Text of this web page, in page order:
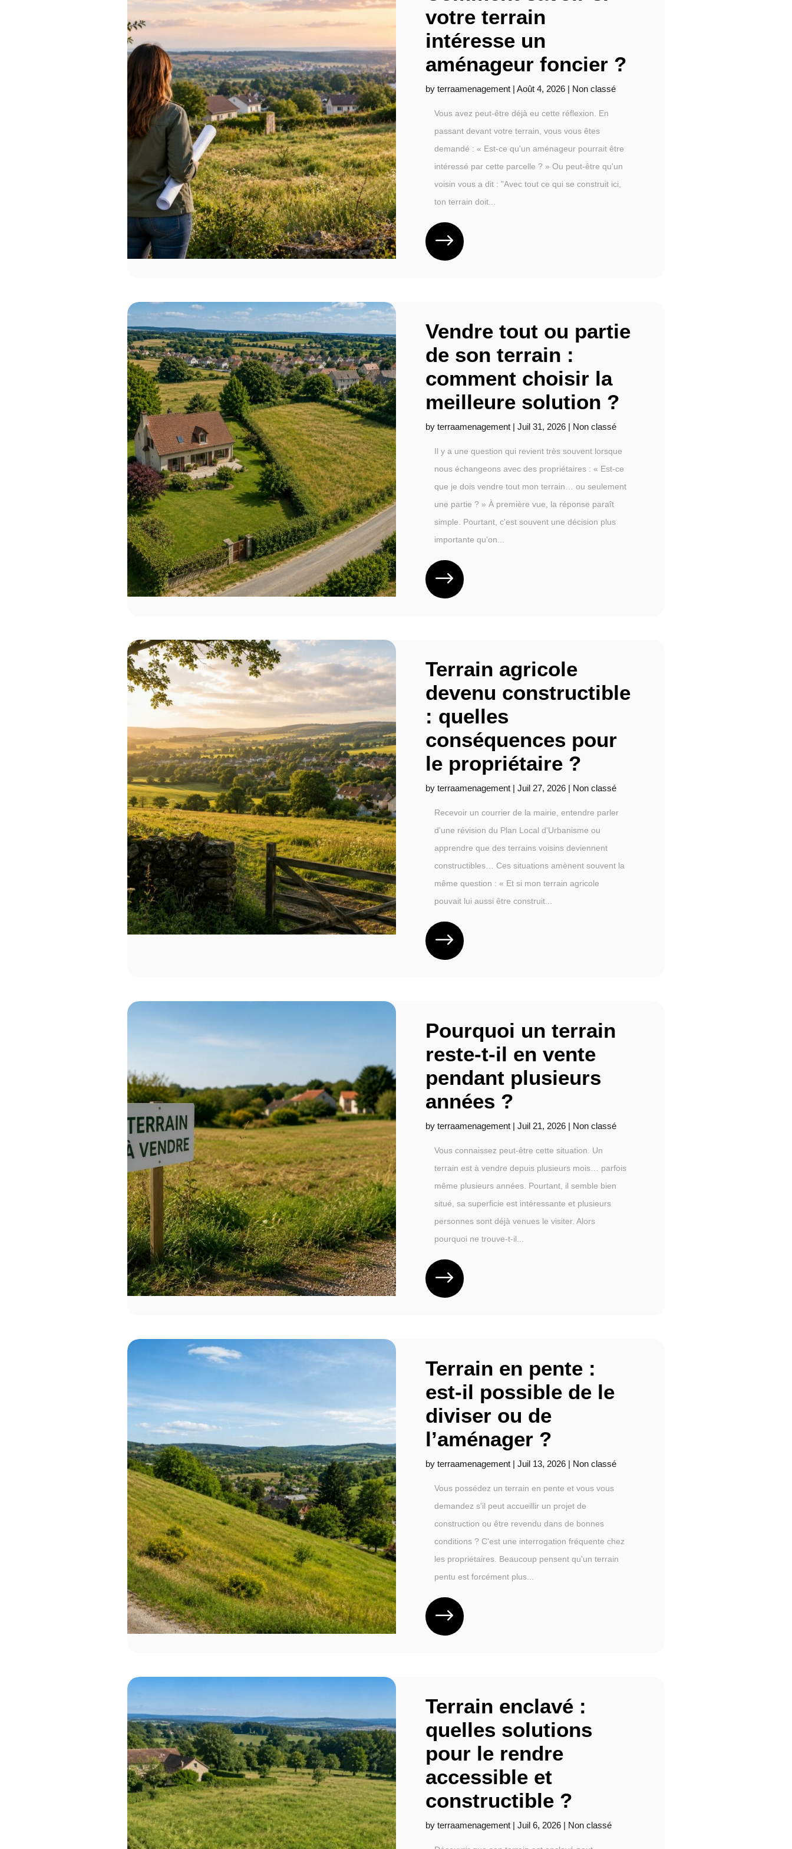
votre terrain
intéresse un
aménageur foncier ?
by terraamenagement| Août 4, 2026| Non classé
Vous avez peut-être déjà eu cette réflexion. En
passant devant votre terrain, vous vous êtes
demandé : « Est-ce qu'un aménageur pourrait être
intéressé par cette parcelle ? » Ou peut-être qu'un
voisin vous a dit : "Avec tout ce qui se construit ici,
ton terrain doit...
Vendre tout ou partie
de son terrain :
comment choisir la
meilleure solution ?
by terraamenagement| Juil 31, 2026| Non classé
Il y a une question qui revient très souvent lorsque
nous échangeons avec des propriétaires : « Est-ce
que je dois vendre tout mon terrain… ou seulement
une partie ? » À première vue, la réponse paraît
simple. Pourtant, c'est souvent une décision plus
importante qu'on...
Terrain agricole
devenu constructible
: quelles
conséquences pour
le propriétaire ?
by terraamenagement| Juil 27, 2026| Non classé
Recevoir un courrier de la mairie, entendre parler
d'une révision du Plan Local d'Urbanisme ou
apprendre que des terrains voisins deviennent
constructibles… Ces situations amènent souvent la
même question : « Et si mon terrain agricole
pouvait lui aussi être construit...
Pourquoi un terrain
reste-t-il en vente
pendant plusieurs
années ?
by terraamenagement| Juil 21, 2026| Non classé
Vous connaissez peut-être cette situation. Un
terrain est à vendre depuis plusieurs mois… parfois
même plusieurs années. Pourtant, il semble bien
situé, sa superficie est intéressante et plusieurs
personnes sont déjà venues le visiter. Alors
pourquoi ne trouve-t-il...
Terrain en pente :
est-il possible de le
diviser ou de
l’aménager ?
by terraamenagement| Juil 13, 2026| Non classé
Vous possédez un terrain en pente et vous vous
demandez s'il peut accueillir un projet de
construction ou être revendu dans de bonnes
conditions ? C'est une interrogation fréquente chez
les propriétaires. Beaucoup pensent qu'un terrain
pentu est forcément plus...
Terrain enclavé :
quelles solutions
pour le rendre
accessible et
constructible ?
by terraamenagement| Juil 6, 2026| Non classé